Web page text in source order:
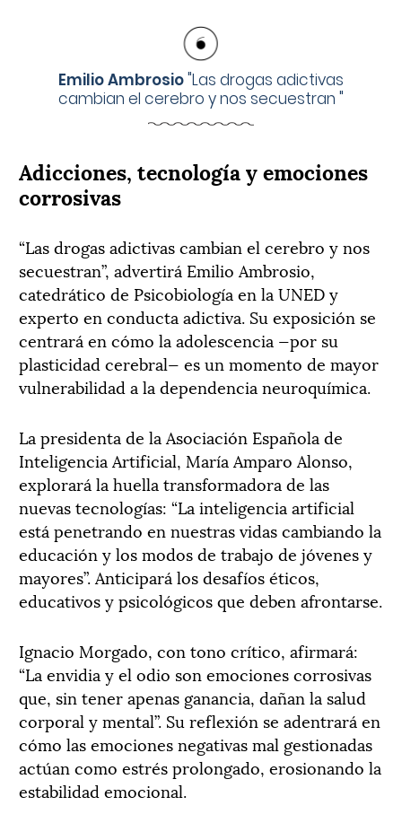
Emilio Ambrosio"Las drogas adictivas
cambian el cerebro y nos secuestran "
Adicciones, tecnología y emociones
corrosivas
“Las drogas adictivas cambian el cerebro y nos
secuestran”, advertirá Emilio Ambrosio,
catedrático de Psicobiología en la UNED y
experto en conducta adictiva. Su exposición se
centrará en cómo la adolescencia —por su
plasticidad cerebral— es un momento de mayor
vulnerabilidad a la dependencia neuroquímica.
La presidenta de la Asociación Española de
Inteligencia Artificial, María Amparo Alonso,
explorará la huella transformadora de las
nuevas tecnologías: “La inteligencia artificial
está penetrando en nuestras vidas cambiando la
educación y los modos de trabajo de jóvenes y
mayores”. Anticipará los desafíos éticos,
educativos y psicológicos que deben afrontarse.
Ignacio Morgado, con tono crítico, afirmará:
“La envidia y el odio son emociones corrosivas
que, sin tener apenas ganancia, dañan la salud
corporal y mental”. Su reflexión se adentrará en
cómo las emociones negativas mal gestionadas
actúan como estrés prolongado, erosionando la
estabilidad emocional.